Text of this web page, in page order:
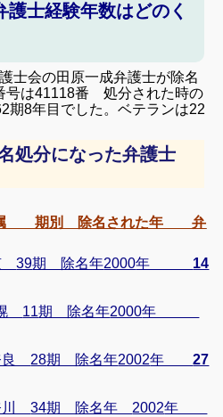
護士経験年数はどのく
士会の田原一成弁護士が除名
号は41118番 処分された時の
期8年目でした。ベテランは22
処分になった弁護士
期別 除名された年 弁
39期 除名年2000年 14
11期 除名年2000年
28期 除名年2002年27
川34期 除名年 2002年